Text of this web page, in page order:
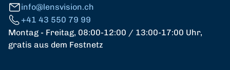
info@lensvision.ch
+41 43 550 79 99
Montag - Freitag, 08:00-12:00 / 13:00-17:00 Uhr,
gratis aus dem Festnetz